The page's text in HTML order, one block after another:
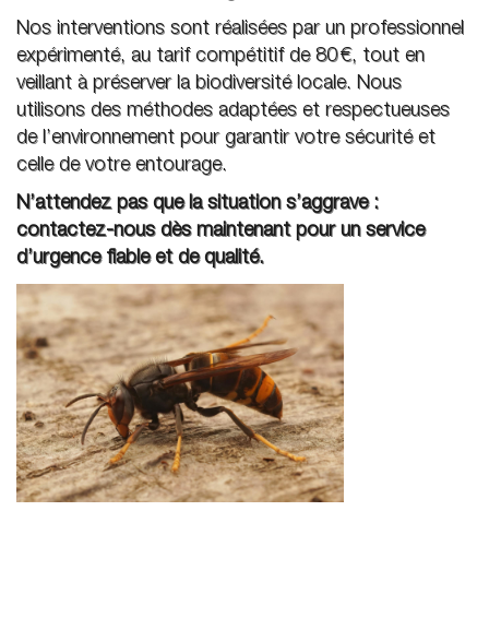
Nos interventions sont réalisées par un professionnel
expérimenté, au tarif compétitif de 80 €, tout en
veillant à préserver la biodiversité locale. Nous
utilisons des méthodes adaptées et respectueuses
de l’environnement pour garantir votre sécurité et
celle de votre entourage.
N’attendez pas que la situation s’aggrave :
contactez-nous dès maintenant pour un service
d’urgence fiable et de qualité.